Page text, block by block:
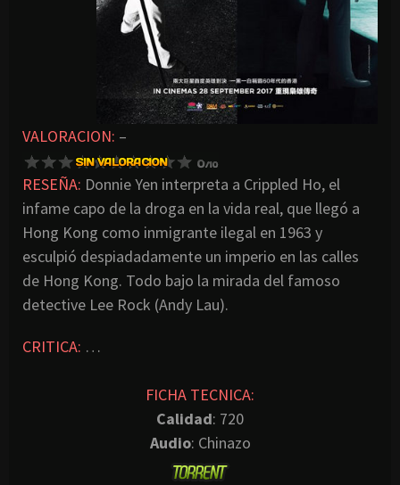
VALORACION: –
RESEÑA: Donnie Yen interpreta a Crippled Ho, el
infame capo de la droga en la vida real, que llegó a
Hong Kong como inmigrante ilegal en 1963 y
esculpió despiadadamente un imperio en las calles
de Hong Kong. Todo bajo la mirada del famoso
detective Lee Rock (Andy Lau).
CRITICA: …
FICHA TECNICA:
Calidad: 720
Audio: Chinazo